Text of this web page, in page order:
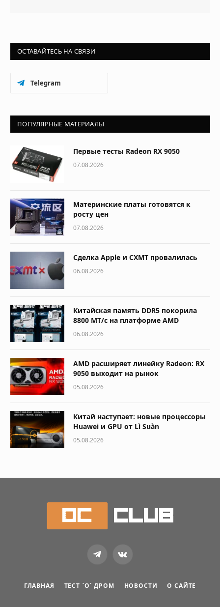
ОСТАВАЙТЕСЬ НА СВЯЗИ
Telegram
ПОПУЛЯРНЫЕ МАТЕРИАЛЫ
Первые тесты Radeon RX 9050
07.08.2026
Материнские платы готовятся к
росту цен
07.08.2026
Сделка Apple и CXMT провалилась
06.08.2026
Китайская память DDR5 покорила
8800 МТ/с на платформе AMD
06.08.2026
AMD расширяет линейку Radeon: RX
9050 выходит на рынок
05.08.2026
Китай наступает: новые процессоры
Huawei и GPU от Lì Suàn
05.08.2026
TelegramVKontakte
ГЛАВНАЯ ТЕСТ `О` ДРОМ НОВОСТИ О САЙТЕ